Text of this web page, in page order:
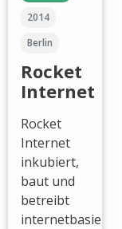
2014
Berlin
Rocket
Internet
Rocket
Internet
inkubiert,
baut und
betreibt
internetbasierte